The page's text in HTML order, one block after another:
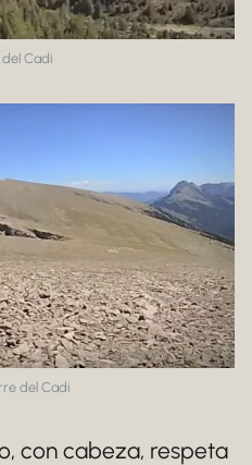
Cadi
del Cadi
con cabeza, respeta